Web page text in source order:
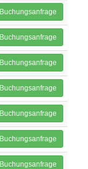
Buchungsanfrage
Buchungsanfrage
Buchungsanfrage
Buchungsanfrage
Buchungsanfrage
Buchungsanfrage
Buchungsanfrage